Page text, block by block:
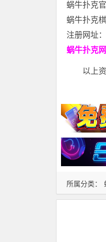
所属分类：
蜗牛扑克
蜗牛扑克
注册网址：
蜗牛扑克
以上